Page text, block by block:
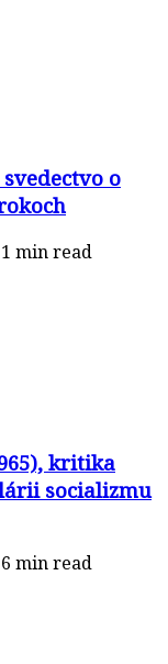
o
1 min read
kritika
socializmu
6 min read